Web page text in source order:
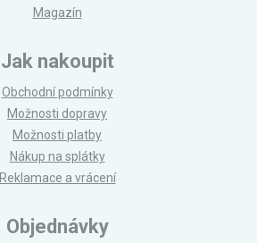
Magazín
Jak nakoupit
Obchodní podmínky
Možnosti dopravy
Možnosti platby
Nákup na splátky
Reklamace a vrácení
Objednávky